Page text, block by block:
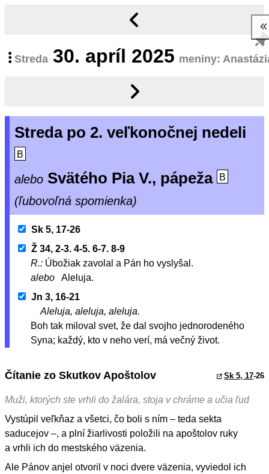
Streda 30. apríl 2025 meniny:
Streda po 2. veľkonočnej nedeli
B
alebo Svätého Pia V., pápeža B
(ľubovoľná spomienka)
Sk 5, 17-26
Ž 34, 2-3. 4-5. 6-7. 8-9
R.: Úbožiak zavolal a Pán ho vyslyšal.
alebo
Aleluja.
Jn 3, 16-21
Aleluja, aleluja, aleluja.
Boh tak miloval svet, že dal svojho jednorodeného
Syna; každý, kto v neho verí, má večný život.
Čítanie zo Skutkov Apoštolov Sk 5, 17-26
Muži, ktorých ste vrhli do žalára, stoja v chráme a učia ľud
Vystúpil veľkňaz a všetci, čo boli s ním – teda sekta
saducejov –, a plní žiarlivosti položili na apoštolov ruky
a vrhli ich do mestského väzenia.
Ale Pánov anjel otvoril v noci dvere väzenia, vyviedol ich